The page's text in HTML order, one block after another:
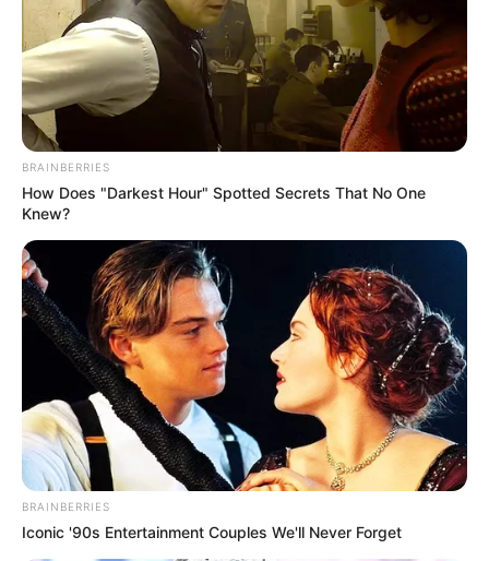
Euro Roma
Gráfico 3
BRAINBERRIES
How Does "Darkest Hour" Spotted Secrets That No One
Knew?
BRAINBERRIES
Iconic '90s Entertainment Couples We'll Never Forget